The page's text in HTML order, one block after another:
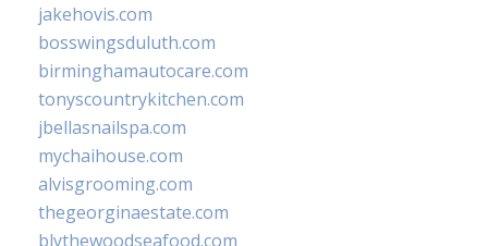
jakehovis.com
bosswingsduluth.com
birminghamautocare.com
tonyscountrykitchen.com
jbellasnailspa.com
mychaihouse.com
alvisgrooming.com
thegeorginaestate.com
blythewoodseafood.com